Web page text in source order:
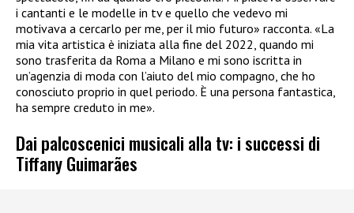
i cantanti e le modelle in tv e quello che vedevo mi
motivava a cercarlo per me, per il mio futuro» racconta. «La
mia vita artistica è iniziata alla fine del 2022, quando mi
sono trasferita da Roma a Milano e mi sono iscritta in
un’agenzia di moda con l’aiuto del mio compagno, che ho
conosciuto proprio in quel periodo. È una persona fantastica,
ha sempre creduto in me».
Dai palcoscenici musicali alla tv: i successi di
Tiffany Guimarães